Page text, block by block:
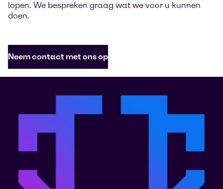
lopen. We bespreken graag wat we voor u kunnen
doen.
Neem contact met ons op